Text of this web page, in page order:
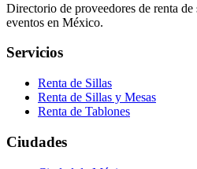
Directorio de proveedores de renta de
eventos en México.
Servicios
Renta de Sillas
Renta de Sillas y Mesas
Renta de Tablones
Ciudades